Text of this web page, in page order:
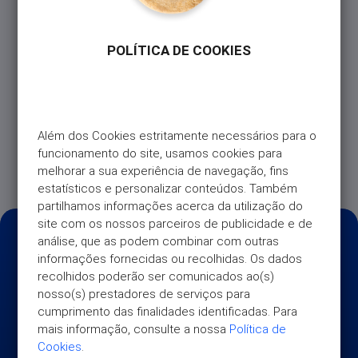
POLÍTICA DE COOKIES
Além dos Cookies estritamente necessários para o
funcionamento do site, usamos cookies para
melhorar a sua experiência de navegação, fins
estatísticos e personalizar conteúdos. Também
partilhamos informações acerca da utilização do
site com os nossos parceiros de publicidade e de
análise, que as podem combinar com outras
informações fornecidas ou recolhidas. Os dados
recolhidos poderão ser comunicados ao(s)
nosso(s) prestadores de serviços para
cumprimento das finalidades identificadas. Para
mais informação, consulte a nossa Política de
Cookies.
Não. A adesão a qualquer Cartão Universo não
Consulte universo.pt/seguros para conhecer todas
as opções e benefícios.